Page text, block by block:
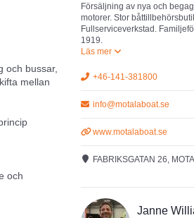
och bussar,
mellan
och
Försäljning av nya och
motorer. Stor
Fullserviceverkstad.
1919.
+46-141-381800
info@motalaboat.se
www.motalaboat.se
FABRIKSGATAN 26,
Janne